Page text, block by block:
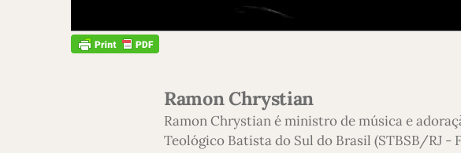
Ramon Chrystian
Ramon Chrystian é ministro de música e
Teológico Batista do Sul do Brasil (STBSB/RJ -